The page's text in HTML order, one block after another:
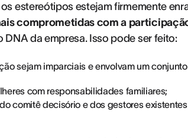
estereótipos estejam firmemente
comprometidas com a
DNA da empresa. Isso pode ser feito:
sejam imparciais e envolvam um conjunto
com responsabilidades familiares;
comitê decisório e dos gestores